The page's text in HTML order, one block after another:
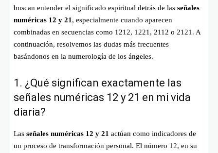
buscan entender el significado espiritual detrás de las señales
numéricas 12 y 21 , especialmente cuando aparecen
combinadas en secuencias como 1212, 1221, 2112 o 2121. A
continuación, resolvemos las dudas más frecuentes
basándonos en la numerología de los ángeles.
1. ¿Qué significan exactamente las
señales numéricas 12 y 21 en mi vida
diaria?
Las señales numéricas 12 y 21 actúan como indicadores de
un proceso de transformación personal. El número 12, en su